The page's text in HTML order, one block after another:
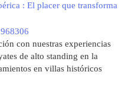
: El placer que transforma
con nuestras experiencias
de alto standing en la
en villas históricos